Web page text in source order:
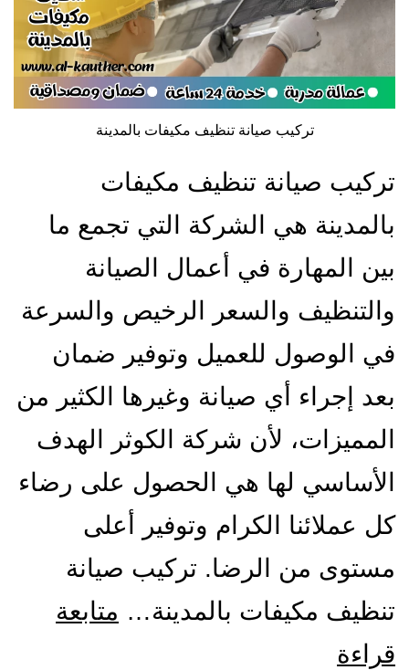
تركيب صيانة تنظيف مكيفات بالمدينة
تركيب صيانة تنظيف مكيفات
بالمدينة هي الشركة التي تجمع ما
بين المهارة في أعمال الصيانة
والتنظيف والسعر الرخيص والسرعة
في الوصول للعميل وتوفير ضمان
بعد إجراء أي صيانة وغيرها الكثير من
المميزات، لأن شركة الكوثر الهدف
الأساسي لها هي الحصول على رضاء
كل عملائنا الكرام وتوفير أعلى
مستوى من الرضا. تركيب صيانة
تنظيف مكيفات بالمدينة… متابعة
قراءة